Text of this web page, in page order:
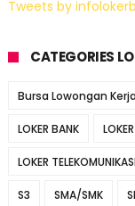
Tweets by
CATEGORIES
Bursa Lowongan Kerja
LOKER BANK
LOKER
S3 SMA/SMK